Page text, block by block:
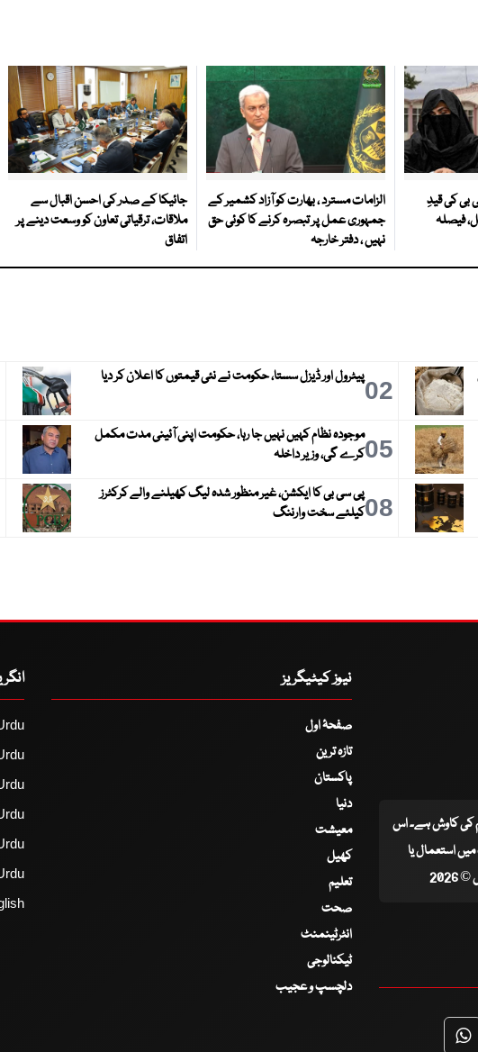
بی کی قیدِ
فیصلہ
الزامات مسترد ، بھارت کو آزاد کشمیر کے
جمہوری عمل پر تبصرہ کرنے کا کوئی حق
نہیں ، دفتر خارجہ
جائیکا کے صدر کی احسن اقبال سے
ملاقات، ترقیاتی تعاون کو وسعت دینے پر
اتفاق
02پیٹرول اور ڈیزل سستا، حکومت نے نئی قیمتوں کا اعلان کر دیا
05موجودہ نظام کہیں نہیں جا رہا، حکومت اپنی آئینی مدت مکمل
کرے گی، وزیر داخلہ
08پی سی بی کا ایکشن، غیر منظور شدہ لیگ کھیلنے والے کرکٹرز
کیلئے سخت وارننگ
ٹیم کی کاوش ہے۔ اس
استعمال یا
نیوز کیٹیگریز
صفحۂ اول
تازہ ترین
پاکستان
دنیا
معیشت
کھیل
تعلیم
صحت
انٹرٹینمنٹ
ٹیکنالوجی
دلچسپ و عجیب